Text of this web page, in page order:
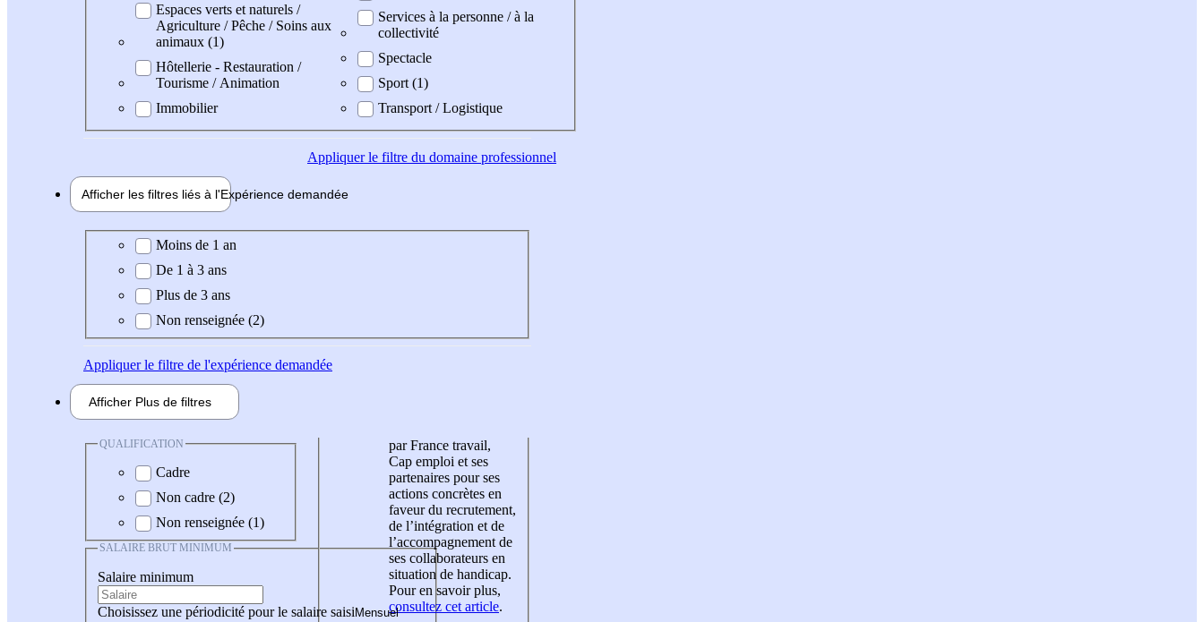
Espaces verts et naturels /
Agriculture / Pêche / Soins aux
animaux (1)
Hôtellerie - Restauration /
Tourisme / Animation
Immobilier
Services à la personne / à la
collectivité
Spectacle
Sport (1)
Transport / Logistique
Appliquerle filtre du domaine professionnel
Afficher les filtres liés à l'Expérience demandée
Expérience demandée
Moins de 1 an
De 1 à 3 ans
Plus de 3 ans
Non renseignée (2)
Appliquerle filtre de l'expérience demandée
Afficher Plus de filtres
QUALIFICATION
Cadre
Non cadre (2)
Non renseignée (1)
SALAIRE BRUT MINIMUM
Salaire minimum
Choisissez une périodicité pour le salaire saisi
par France travail,
Cap emploi et ses
partenaires pour ses
actions concrètes en
faveur du recrutement,
de l’intégration et de
l’accompagnement de
ses collaborateurs en
situation de handicap.
Pour en savoir plus,
consultez cet article.